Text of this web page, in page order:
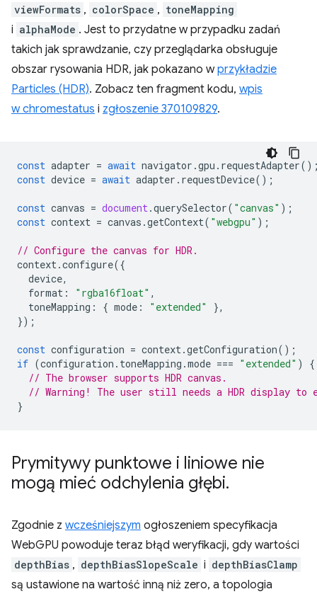
viewFormats , colorSpace , toneMapping
i alphaMode . Jest to przydatne w przypadku zadań
takich jak sprawdzanie, czy przeglądarka obsługuje
obszar rysowania HDR, jak pokazano wprzykładzie
Particles (HDR). Zobacz ten fragment kodu, wpis
w chromestatus i zgłoszenie 370109829.
const adapter = await navigator .gpu . requestAdapter
const device = await adapter . requestDevice();
const canvas = document.querySelector( "canvas" );
const context = canvas .getContext( "webgpu" );
// Configure the canvas for HDR.
context.configure({
device,
format : "rgba16float" ,
toneMapping : { mode : "extended"
},
});
const configuration = context.getConfiguration();
if (configuration . toneMapping .mode === "extended" )
{
// The browser supports HDR canvas.
// Warning! The user still needs a HDR display to
}
Prymitywy punktowe i liniowe nie
mogą mieć odchylenia głębi.
Zgodnie z wcześniejszym ogłoszeniem specyfikacja
WebGPU powoduje teraz błąd weryfikacji, gdy wartości
depthBias , depthBiasSlopeScale i depthBiasClamp
są ustawione na wartość inną niż zero, a topologia